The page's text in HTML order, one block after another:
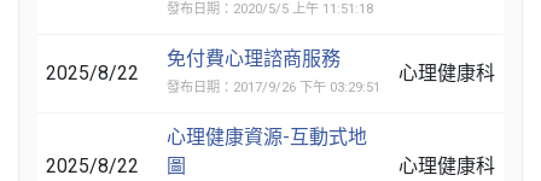
發布日期：2020/5/5 上午 11:51:18
2025/8/22
免付費心理諮商服務
發布日期：2017/9/26 下午 03:29:51
心理健康科
2025/8/22
心理健康資源-互動式地
圖
心理健康科